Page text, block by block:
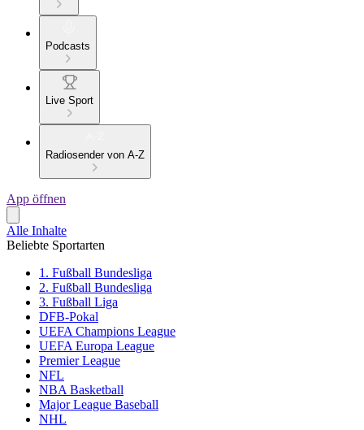
Podcasts
Live Sport
Radiosender von A-Z
App öffnen
Alle Inhalte
Beliebte Sportarten
1. Fußball Bundesliga
2. Fußball Bundesliga
3. Fußball Liga
DFB-Pokal
UEFA Champions League
UEFA Europa League
Premier League
NFL
NBA Basketball
Major League Baseball
NHL